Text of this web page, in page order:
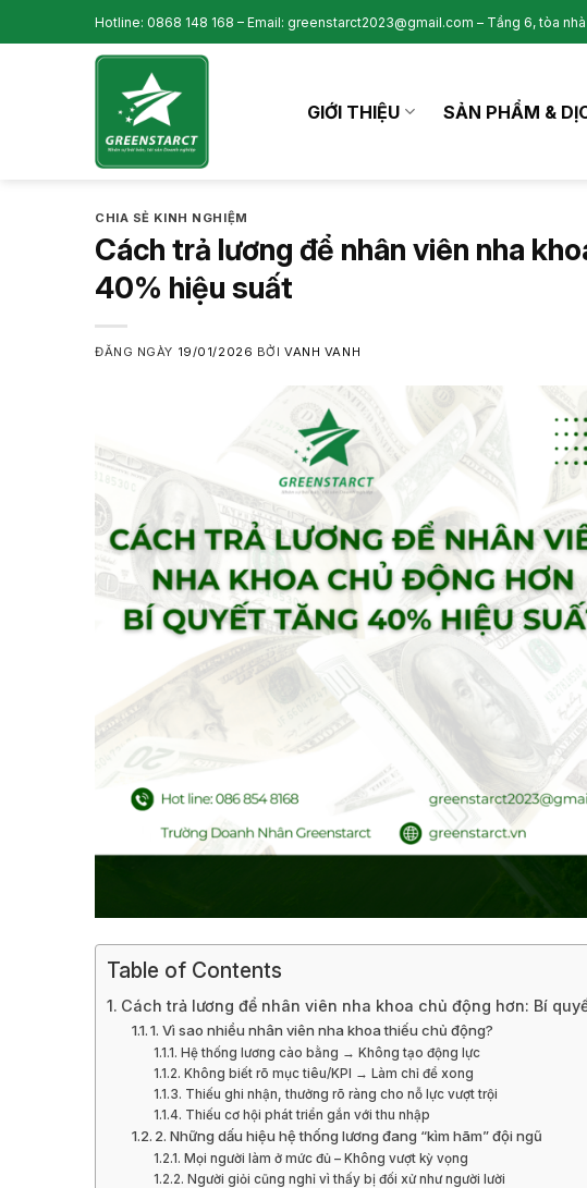
to
Hotline: 0868 148 168 – Email: greenstarct2023@gmail.com – Tầng 6, tòa
GIỚI THIỆU SẢN PHẨM &
CHIA SẺ KINH NGHIỆM
Cách trả lương để nhân viên nha
40% hiệu suất
ĐĂNG NGÀY 19/01/2026 BỞIVANH VANH
Table of Contents
Cách trả lương để nhân viên nha khoa chủ động hơn: Bí
1. Vì sao nhiều nhân viên nha khoa thiếu chủ động?
Hệ thống lương cào bằng → Không tạo động lực
Không biết rõ mục tiêu/KPI → Làm chỉ để xong
Thiếu ghi nhận, thưởng rõ ràng cho nỗ lực vượt trội
Thiếu cơ hội phát triển gắn với thu nhập
2. Những dấu hiệu hệ thống lương đang “kìm hãm” đội ngũ
Mọi người làm ở mức đủ – Không vượt kỳ vọng
Người giỏi cũng nghỉ vì thấy bị đối xử như người lười